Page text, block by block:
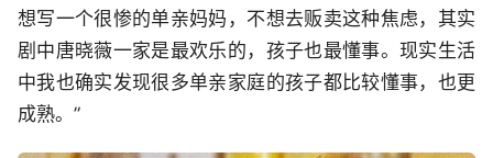
想写一个很惨的单亲妈妈，不想去贩卖这种焦虑，其实
剧中唐晓薇一家是最欢乐的，孩子也最懂事。现实生活
中我也确实发现很多单亲家庭的孩子都比较懂事，也更
成熟。”